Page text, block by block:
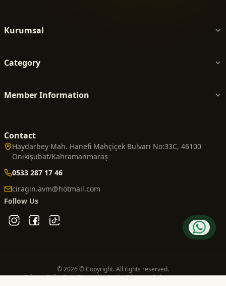
Kurumsal
Category
Member Information
Contact
Haydarbey Mah. Hanefi Mahçiçek Bulvarı No:33C, 46100
Onikişubat/Kahramanmaraş
0533 287 17 46
ciragin.avm@hotmail.com
Follow Us
© 2026 © Copyright. All rights reserved.
Privacy PolicyData Protection NoticeDistance Sales Agreement